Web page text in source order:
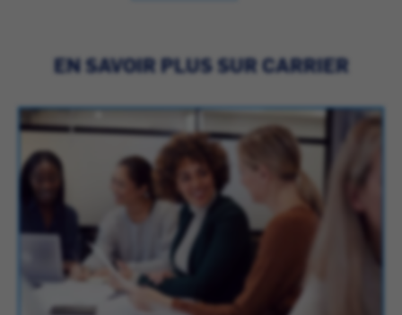
EN SAVOIR PLUS SUR CARRIER